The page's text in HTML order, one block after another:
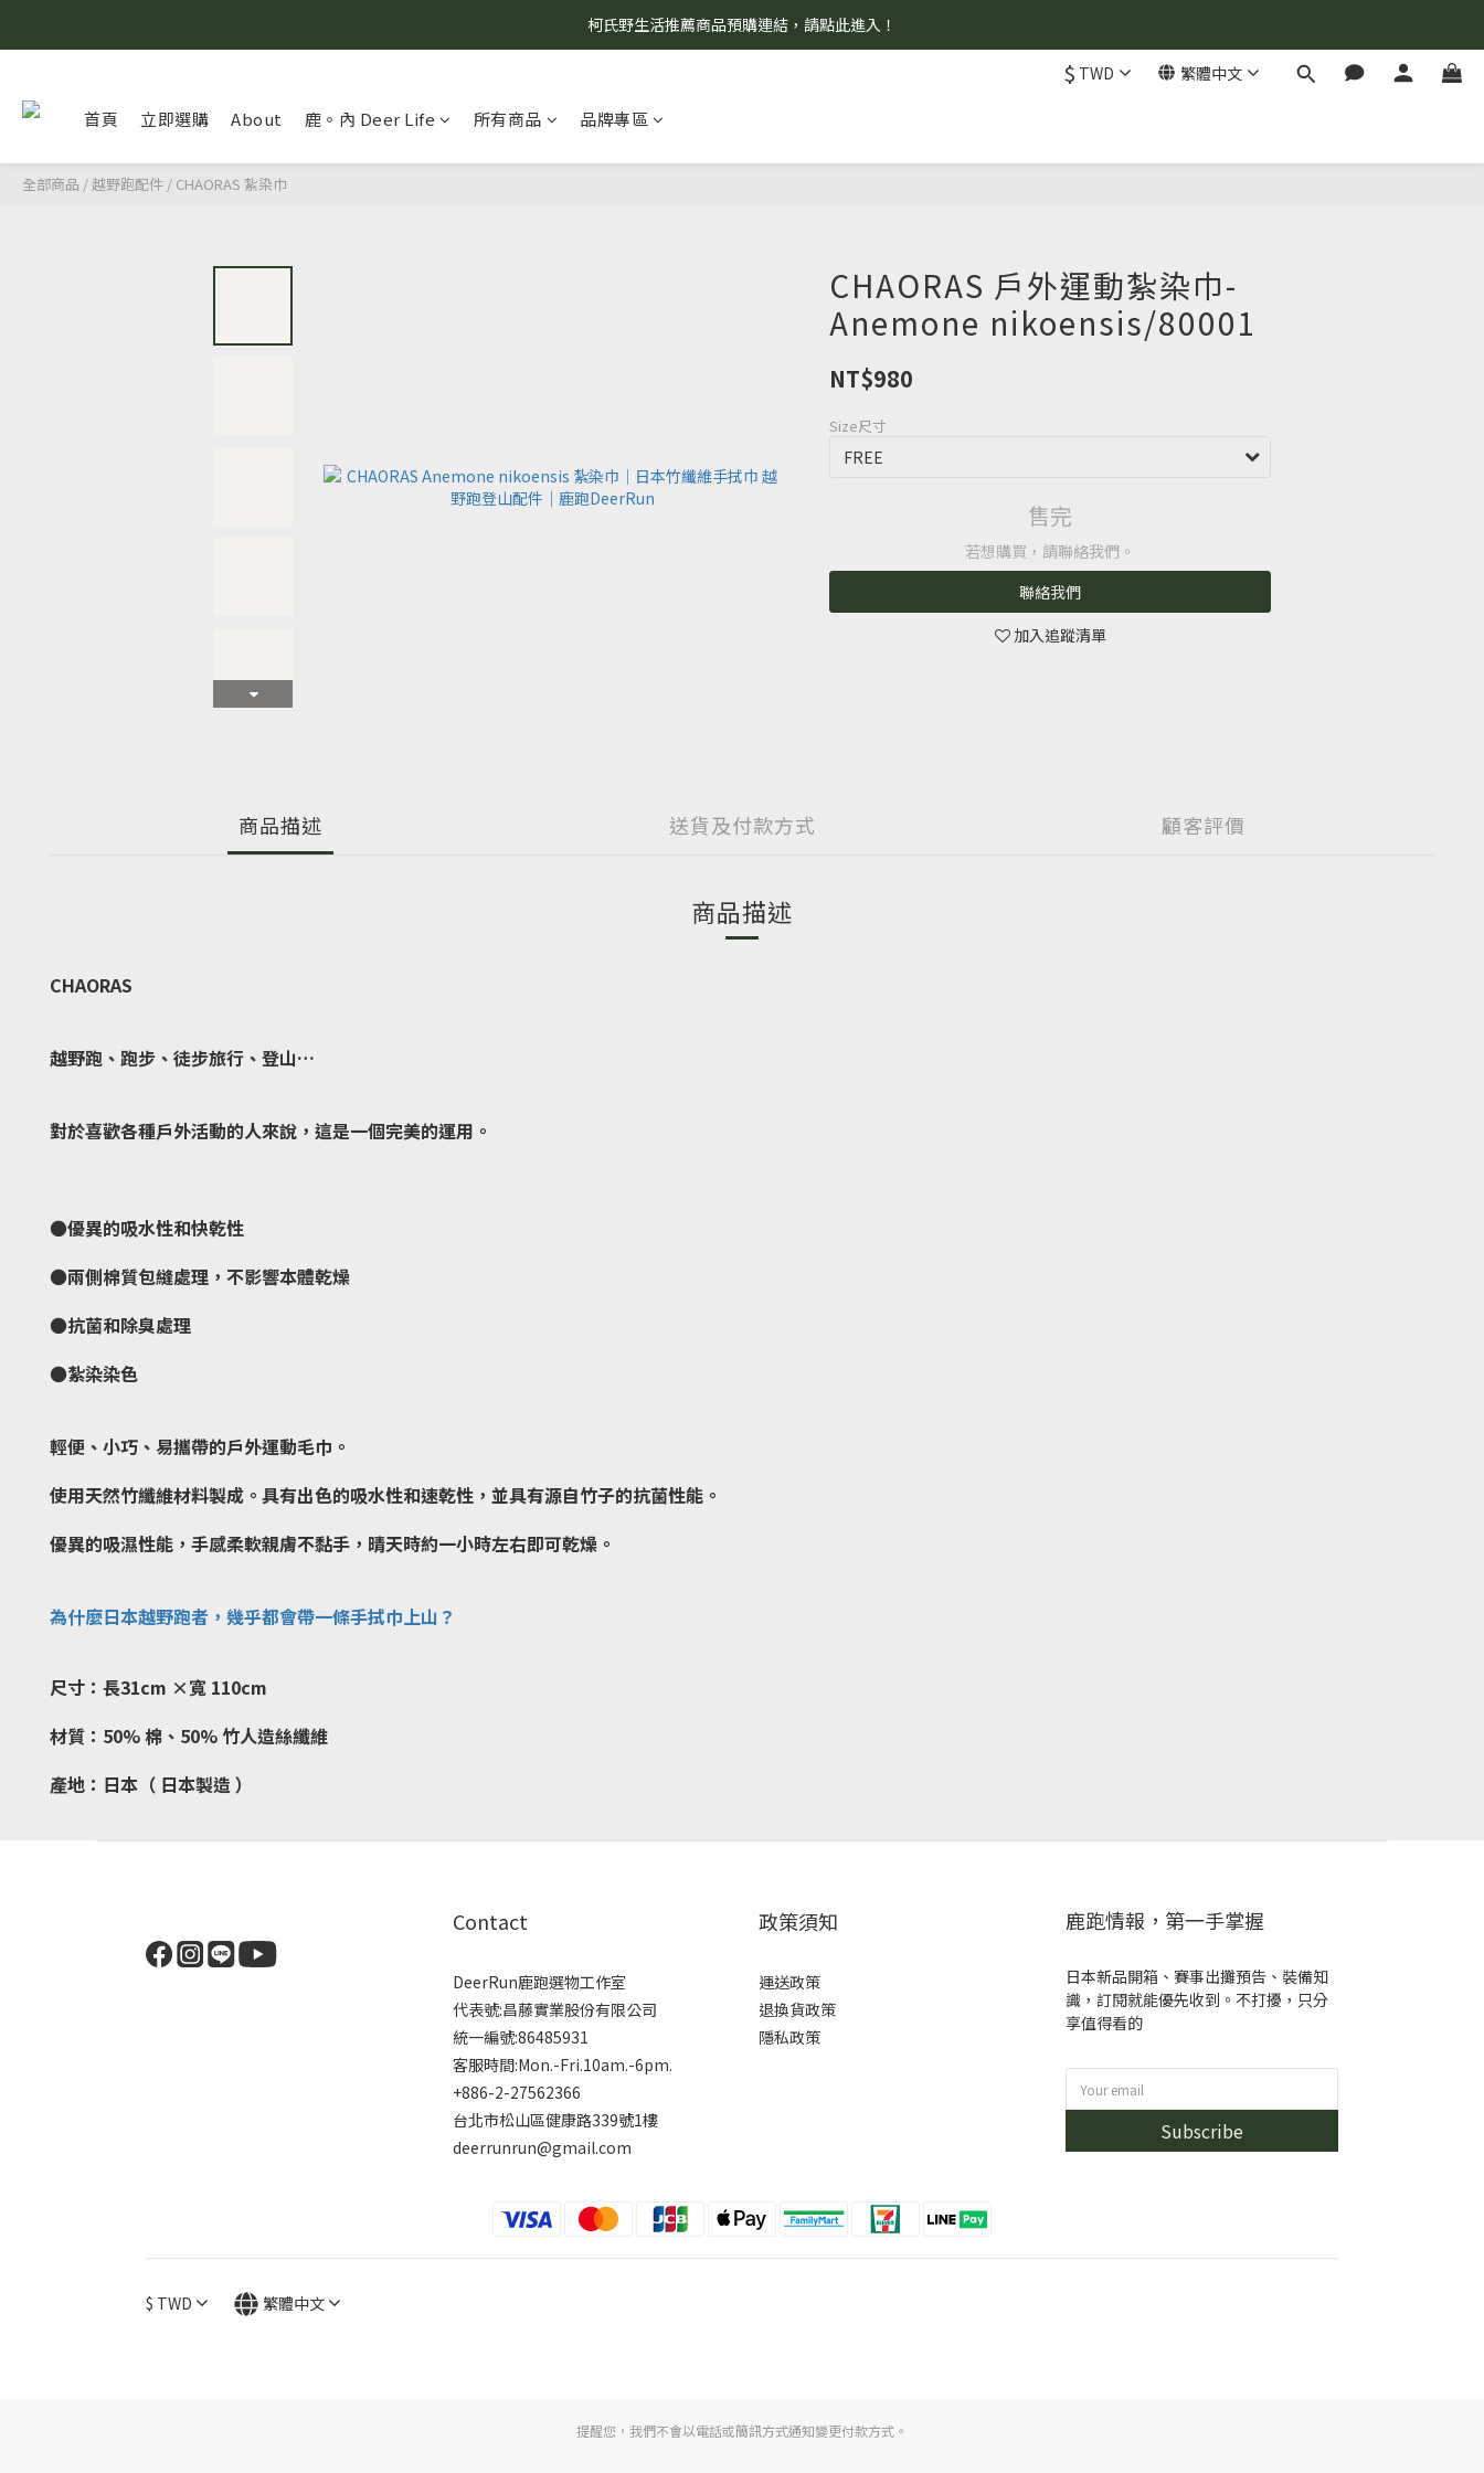
8/7 當天暫停開放工作室。請見諒！
柯氏野生活推薦商品預購連結，請點此進入！
$ TWD 繁體中文
首頁 立即選購 About 鹿。內 Deer Life 所有商品 品牌專區
全部商品 /越野跑配件 / CHAORAS 紮染巾
CHAORAS 戶外運動紮染巾-
Anemone nikoensis/80001
NT$980
Size尺寸
售完
若想購買，請聯絡我們。
聯絡我們
加入追蹤清單
商品描述 送貨及付款方式 顧客評價
商品描述
CHAORAS
越野跑、跑步、徒步旅行、登山…
對於喜歡各種戶外活動的人來說，這是一個完美的運用。
●優異的吸水性和快乾性
●兩側棉質包縫處理，不影響本體乾燥
●抗菌和除臭處理
●紮染染色
輕便、小巧、易攜帶的戶外運動毛巾。
使用天然竹纖維材料製成。具有出色的吸水性和速乾性，並具有源自竹子的抗菌性能。
優異的吸濕性能，手感柔軟親膚不黏手，晴天時約一小時左右即可乾燥。
為什麼日本越野跑者，幾乎都會帶一條手拭巾上山？
尺寸：長31cm ×寬 110cm
材質：50% 棉、50% 竹人造絲纖維
產地：日本（ 日本製造 ）
Contact
DeerRun鹿跑選物工作室
代表號:昌藤實業股份有限公司
統一編號:86485931
客服時間:Mon.-Fri.10am.-6pm.
+886-2-27562366
台北市松山區健康路339號1樓
deerrunrun@gmail.com
政策須知
運送政策
退換貨政策
隱私政策
鹿跑情報，第一手掌握
日本新品開箱、賽事出攤預告、裝備知
識，訂閱就能優先收到。不打擾，只分
享值得看的
Subscribe
$ TWD 繁體中文
提醒您，我們不會以電話或簡訊方式通知變更付款方式。